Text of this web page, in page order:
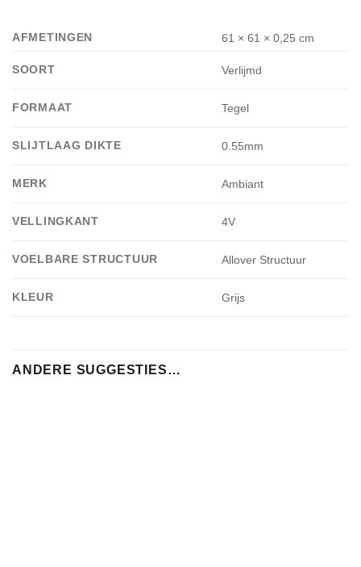
AFMETINGEN 61 × 61 × 0,25 cm
SOORT Verlijmd
FORMAAT Tegel
SLIJTLAAG DIKTE 0.55mm
MERK Ambiant
VELLINGKANT 4V
VOELBARE STRUCTUUR Allover Structuur
KLEUR Grijs
ANDERE SUGGESTIES…